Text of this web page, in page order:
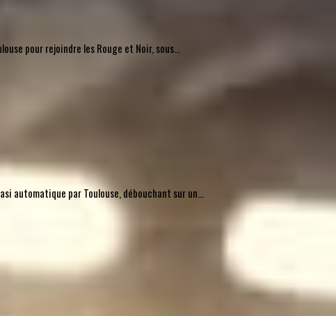
pour rejoindre les Rouge et Noir, sous...
automatique par Toulouse, débouchant sur un...